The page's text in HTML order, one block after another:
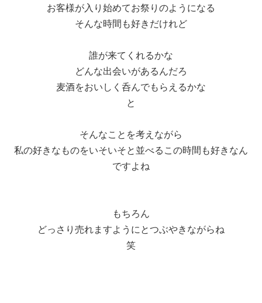
お客様が入り始めてお祭りのようになる
そんな時間も好きだけれど
誰が来てくれるかな
どんな出会いがあるんだろ
麦酒をおいしく呑んでもらえるかな
と
そんなことを考えながら
私の好きなものをいそいそと並べるこの時間も好きなん
ですよね
もちろん
どっさり売れますようにとつぶやきながらね
笑